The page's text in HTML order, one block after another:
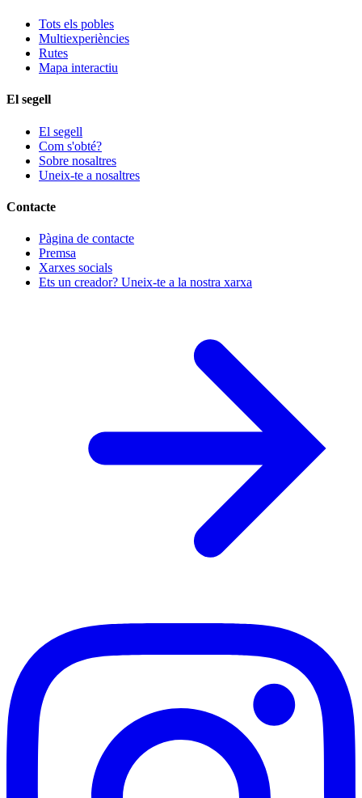
Tots els pobles
Multiexperiències
Rutes
Mapa interactiu
El segell
El segell
Com s'obté?
Sobre nosaltres
Uneix-te a nosaltres
Contacte
Pàgina de contacte
Premsa
Xarxes socials
Ets un creador? Uneix-te a la nostra xarxa